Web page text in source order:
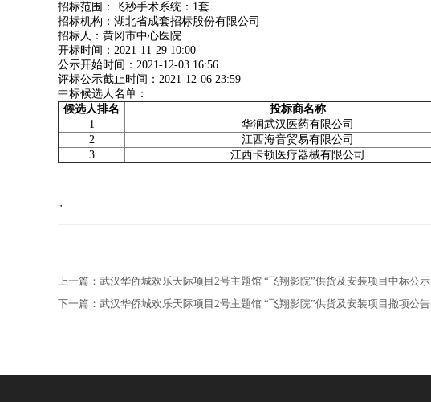
招标范围：飞秒手术系统：1套
招标机构：湖北省成套招标股份有限公司
招标人：黄冈市中心医院
开标时间：2021-11-29 10:00
公示开始时间：2021-12-03 16:56
评标公示截止时间：2021-12-06 23:59
中标候选人名单：
候选人排名
投标商名称
1
华润武汉医药有限公司
2
江西海音贸易有限公司
3
江西卡顿医疗器械有限公司
"
上一篇： 武汉华侨城欢乐天际项目2号主题馆 “飞翔影院”供货及安装项目中标公示
下一篇： 武汉华侨城欢乐天际项目2号主题馆 “飞翔影院”供货及安装项目撤项公告